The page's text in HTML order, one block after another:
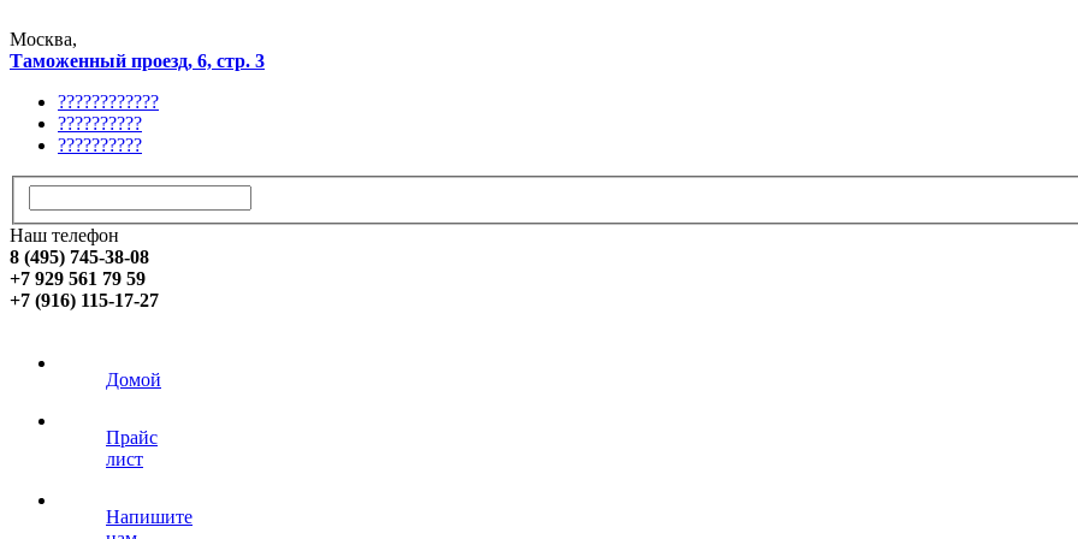
Москва,
Таможенный проезд, 6, стр. 3
????????????
??????????
??????????
Наш телефон
8 (495) 745-38-08
+7 929 561 79 59
+7 (916) 115-17-27
Домой
Прайс
лист
Напишите